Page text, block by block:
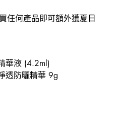
任何產品即可額外獲夏日
華液 (4.2ml)
透防曬精華 9g